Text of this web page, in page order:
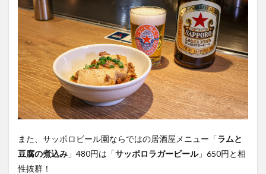
また、サッポロビール園ならではの居酒屋メニュー「ラムと
豆腐の煮込み 」480円は「サッポロラガービール」650円と相
性抜群！